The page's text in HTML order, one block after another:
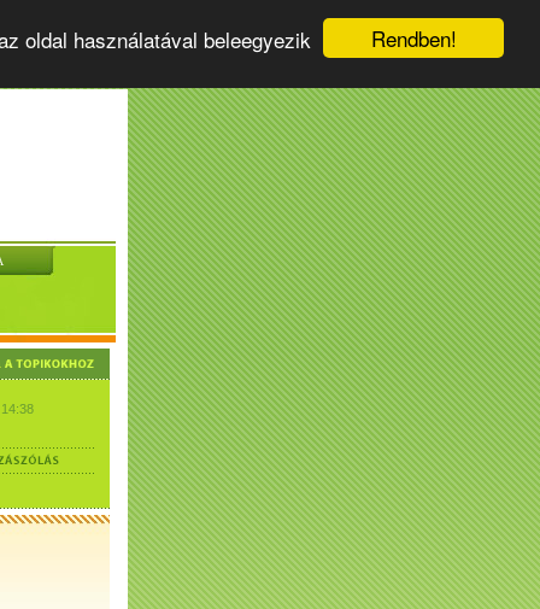
Rendben!
oldal használatával beleegyezik